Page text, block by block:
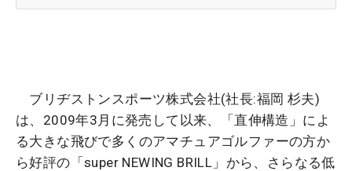
ブリヂストンスポーツ株式会社(社長:福岡 杉夫)
は、2009年3月に発売して以来、「直伸構造」によ
る大きな飛びで多くのアマチュアゴルファーの方か
ら好評の「super NEWING BRILL」から、さらなる低